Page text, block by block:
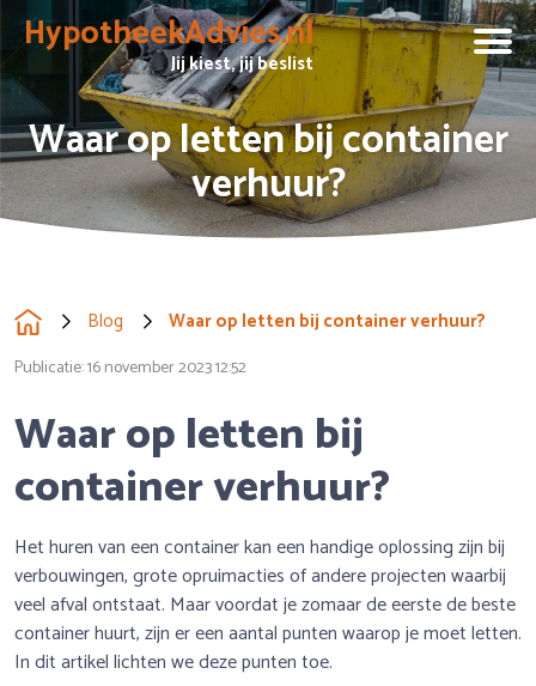
HypotheekAdvies.nl
Jij kiest, jij beslist
Waar op letten bij container
verhuur?
Blog Waar op letten bij container verhuur?
Publicatie:16 november 2023 12:52
Waar op letten bij
container verhuur?
Het huren van een container kan een handige oplossing zijn bij
verbouwingen, grote opruimacties of andere projecten waarbij
veel afval ontstaat. Maar voordat je zomaar de eerste de beste
container huurt, zijn er een aantal punten waarop je moet letten.
In dit artikel lichten we deze punten toe.